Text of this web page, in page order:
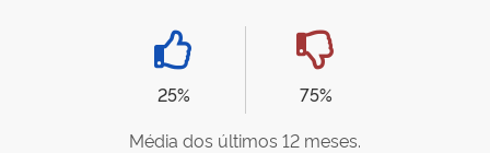
25%
75%
Média dos últimos 12 meses.